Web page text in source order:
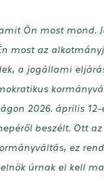
Ön most mond.
most az
a jogállami
2026. április 12-
beszélt. Ott
ez
úrnak el kell